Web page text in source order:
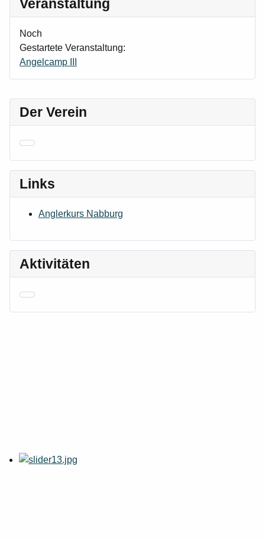
Der Verein
Links
Anglerkurs Nabburg
Aktivitäten
Veranstaltung
Noch
Gestartete Veranstaltung:
Angelcamp III